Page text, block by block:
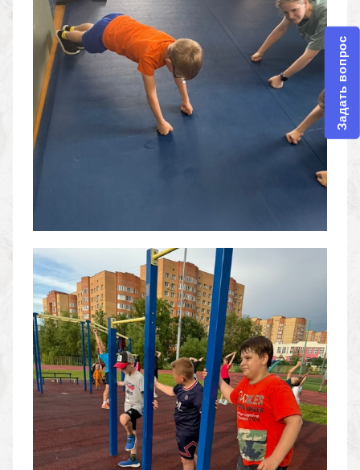
Задать вопрос